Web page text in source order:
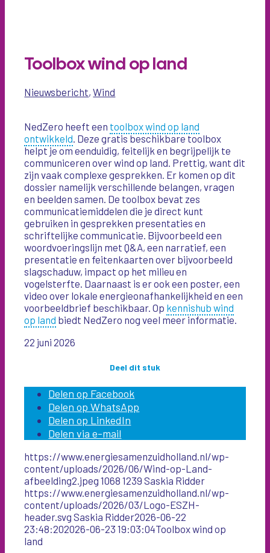
Toolbox wind op land
Nieuwsbericht,Wind
NedZero heeft een toolbox wind op land
ontwikkeld . Deze gratis beschikbare toolbox
helpt je om eenduidig, feitelijk en begrijpelijk te
communiceren over wind op land. Prettig, want dit
zijn vaak complexe gesprekken. Er komen op dit
dossier namelijk verschillende belangen, vragen
en beelden samen. De toolbox bevat zes
communicatiemiddelen die je direct kunt
gebruiken in gesprekken presentaties en
schriftelijke communicatie. Bijvoorbeeld een
woordvoeringslijn met Q&A, een narratief, een
presentatie en feitenkaarten over bijvoorbeeld
slagschaduw, impact op het milieu en
vogelsterfte. Daarnaast is er ook een poster, een
video over lokale energieonafhankelijkheid en een
voorbeeldbrief beschikbaar. Op kennishub wind
op land biedt NedZero nog veel meer informatie.
22 juni 2026
Deel dit stuk
Delen op Facebook
Delen op WhatsApp
Delen op LinkedIn
Delen via e-mail
https://www.energiesamenzuidholland.nl/wp-
content/uploads/2026/06/Wind-op-Land-
afbeelding2.jpeg 1068 1239 Saskia Ridder
https://www.energiesamenzuidholland.nl/wp-
content/uploads/2026/03/Logo-ESZH-
header.svg Saskia Ridder2026-06-22
23:48:202026-06-23 19:03:04Toolbox wind op
land